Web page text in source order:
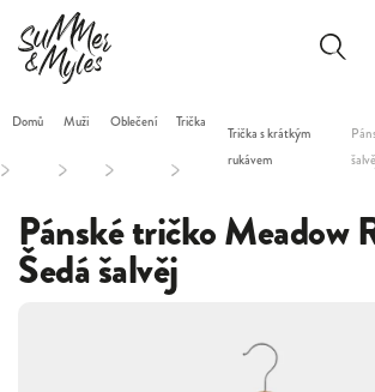
Domů
/
Muži
/
Oblečení
/
Trička
/
Trička s krátkým
rukávem
Pánské tričko Meadow
Šedá šalvěj